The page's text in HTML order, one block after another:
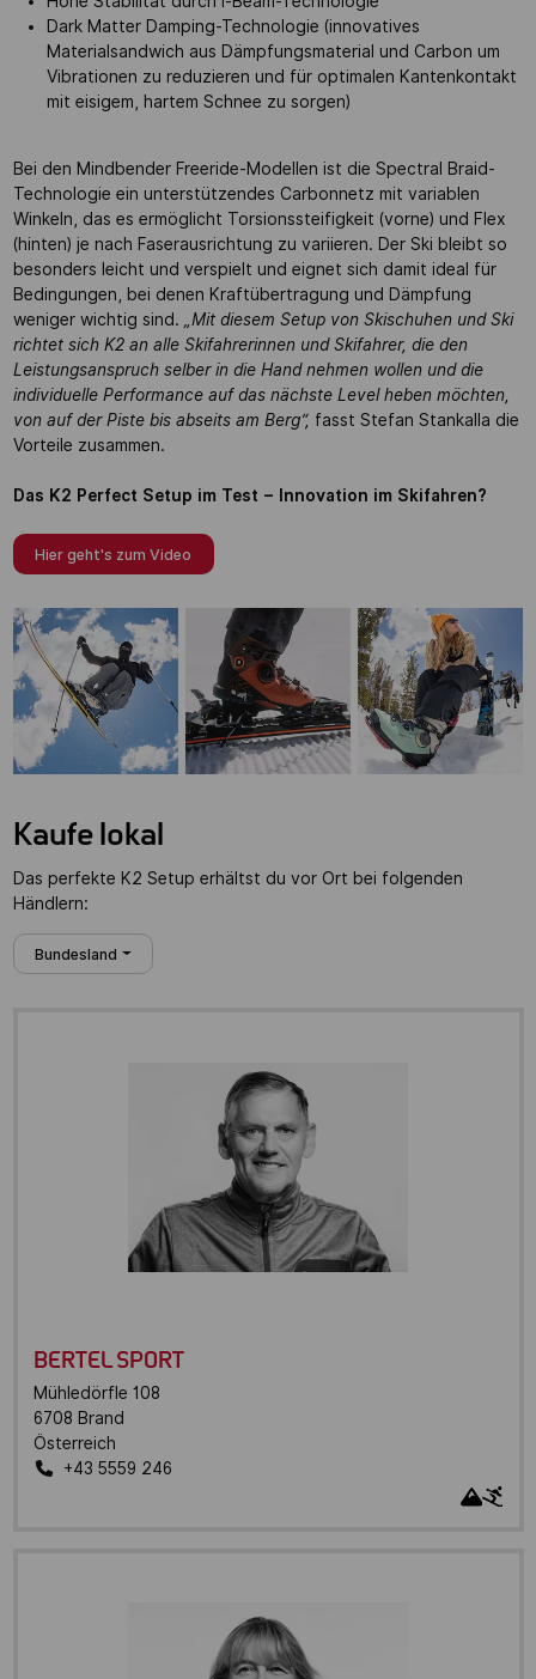
Dark Matter Damping-Technologie (innovatives
Materialsandwich aus Dämpfungsmaterial und Carbon um
Vibrationen zu reduzieren und für optimalen Kantenkontakt
mit eisigem, hartem Schnee zu sorgen)
Bei den Mindbender Freeride-Modellen ist die Spectral Braid-
Technologie ein unterstützendes Carbonnetz mit variablen
Winkeln, das es ermöglicht Torsionssteifigkeit (vorne) und Flex
(hinten) je nach Faserausrichtung zu variieren. Der Ski bleibt so
besonders leicht und verspielt und eignet sich damit ideal für
Bedingungen, bei denen Kraftübertragung und Dämpfung
weniger wichtig sind.
„Mit diesem Setup von Skischuhen und Ski
richtet sich K2 an alle Skifahrerinnen und Skifahrer, die den
Leistungsanspruch selber in die Hand nehmen wollen und die
individuelle Performance auf das nächste Level heben möchten,
von auf der Piste bis abseits am Berg“, fasst Stefan Stankalla die
Vorteile zusammen.
Das K2 Perfect Setup im Test – Innovation im Skifahren?
Hier geht's zum Video
Kaufe lokal
Das perfekte K2 Setup erhältst du vor Ort bei folgenden
Händlern:
Bundesland
BERTEL SPORT
Mühledörfle 108
6708 Brand
Österreich
+43 5559 246